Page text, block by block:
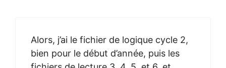
Alors, j’ai le fichier de logique cycle 2,
bien pour le début d’année, puis les